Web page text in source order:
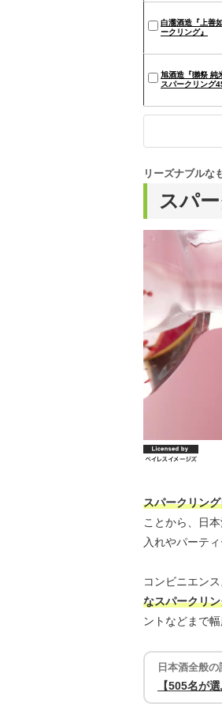
白瀧酒造『上善
ークリング』
旭酒造『獺祭 純
スパークリング
スパ
リーズナブルな
スパークリン
ことから、日
入れやパーテ
コンビニエン
なスパークリ
ントなどまで
日本酒全般の
【505名が